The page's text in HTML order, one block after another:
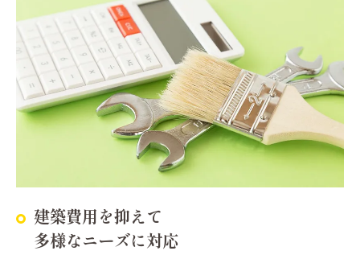
建築費用を抑えて
多様なニーズに対応